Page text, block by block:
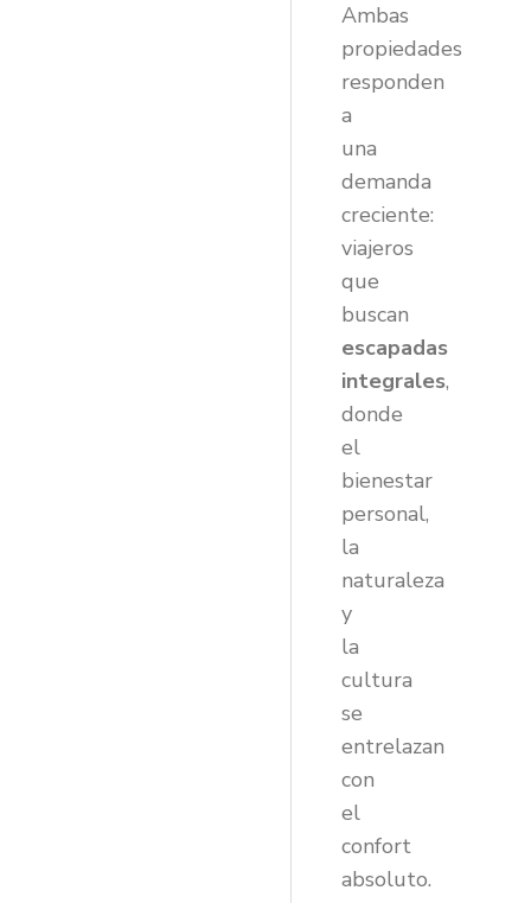
Ambas
propiedades
responden
a
una
demanda
creciente:
viajeros
que
buscan
escapadas
integrales,
donde
el
bienestar
personal,
la
naturaleza
y
la
cultura
se
entrelazan
con
el
confort
absoluto.